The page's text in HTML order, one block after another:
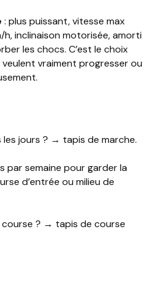
: plus puissant, vitesse max
h, inclinaison motorisée, amorti
les chocs. C’est le choix
vraiment progresser ou
jours ? → tapis de marche.
par semaine pour garder la
d’entrée ou milieu de
? → tapis de course